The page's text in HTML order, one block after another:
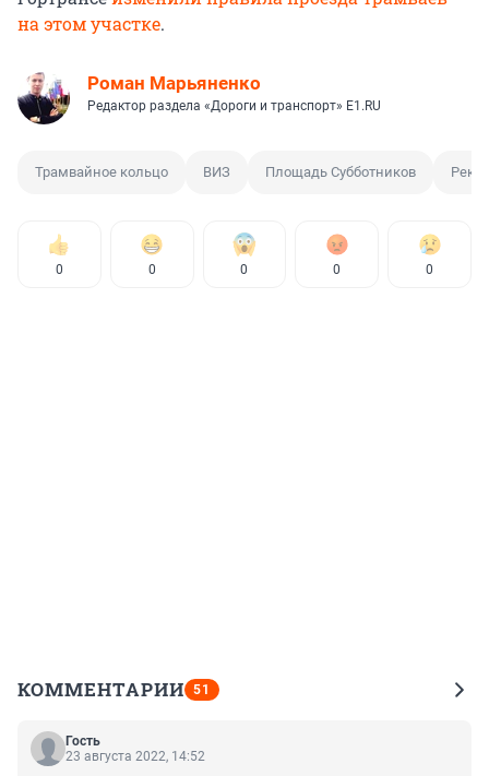
на этом участке.
Роман Марьяненко
Редактор раздела «Дороги и транспорт» E1.RU
Трамвайное кольцо ВИЗ Площадь Субботников
0 0 0 0 0
КОММЕНТАРИИ 51
Гость
23 августа 2022, 14:52